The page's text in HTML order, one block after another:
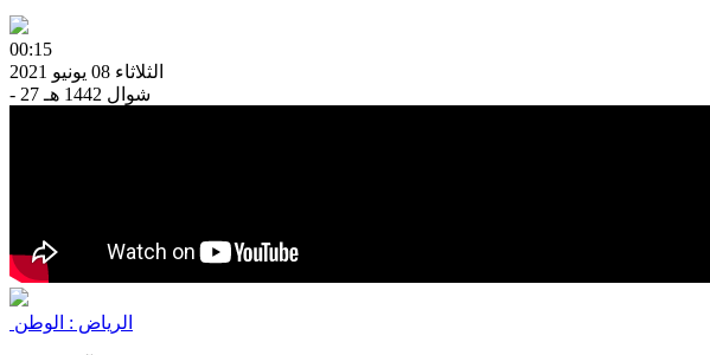
00:15
الثلاثاء 08 يونيو 2021
- 27 شوال 1442 هـ
الرياض : الوطن